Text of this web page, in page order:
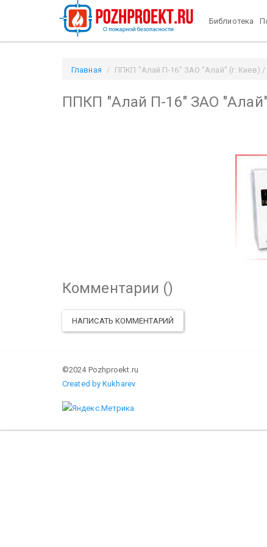
Библиотека
Главная ППКП "Алай П-16" ЗАО "Алай" (г. Киев) /
ППКП "Алай П-16" ЗАО
Комментарии ()
НАПИСАТЬ КОММЕНТАРИЙ
©2024 Pozhproekt.ru
Created by Kukharev